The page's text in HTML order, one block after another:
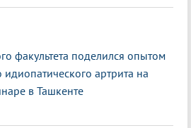
факультета поделился опытом
артрита на
в Ташкенте